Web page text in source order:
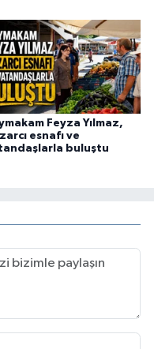
Feyza Yılmaz,
esnafı ve
buluştu